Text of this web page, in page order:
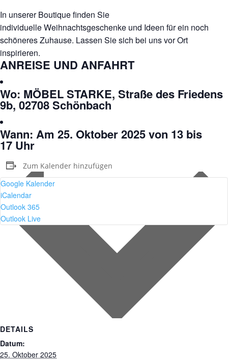
In unserer Boutique finden Sie
individuelle Weihnachtsgeschenke und Ideen für ein noch
schöneres Zuhause. Lassen Sie sich bei uns vor Ort
inspirieren.
ANREISE UND ANFAHRT
Wo: MÖBEL STARKE, Straße des Friedens
9b, 02708 Schönbach
Wann: Am 25. Oktober 2025 von 13 bis
17 Uhr
Zum Kalender hinzufügen
Google Kalender
iCalendar
Outlook 365
Outlook Live
DETAILS
Datum:
25. Oktober 2025